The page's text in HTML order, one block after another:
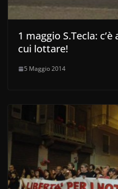
1 maggio S.Tecla:
cui lottare!
5 Maggio 2014